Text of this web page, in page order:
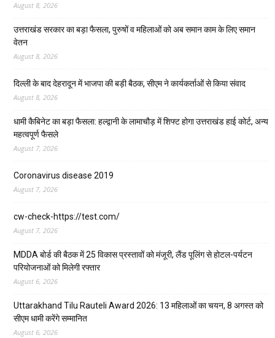
August 8, 2026
उत्तराखंड सरकार का बड़ा फैसला, पुरुषों व महिलाओं को अब समान काम के लिए समान
वेतन
August 8, 2026
दिल्ली के बाद देहरादून में भाजपा की बड़ी बैठक, सीएम ने कार्यकर्ताओं से किया संवाद
August 8, 2026
धामी कैबिनेट का बड़ा फैसला: हल्द्वानी के लामाचौड़ में शिफ्ट होगा उत्तराखंड हाई कोर्ट, अन्य
महत्वपूर्ण फैसले
August 7, 2026
Coronavirus disease 2019
August 7, 2026
cw-check-https://test.com/
August 7, 2026
MDDA बोर्ड की बैठक में 25 विकास प्रस्तावों को मंजूरी, लैंड पूलिंग से होटल-पर्यटन
परियोजनाओं को मिलेगी रफ्तार
August 6, 2026
Uttarakhand Tilu Rauteli Award 2026: 13 महिलाओं का चयन, 8 अगस्त को
सीएम धामी करेंगे सम्मानित
August 6, 2026